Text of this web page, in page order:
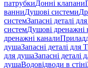
патрубкиДонні клапани
ванниДушові системи
системЗапасні деталі
системДушові дренажні
дренажні канали
душаЗапасні деталі для
для душаЗапасні деталі
душаВодовідводи в стіні